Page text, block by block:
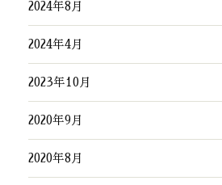
2024年8月
2024年4月
2023年10月
2020年9月
2020年8月